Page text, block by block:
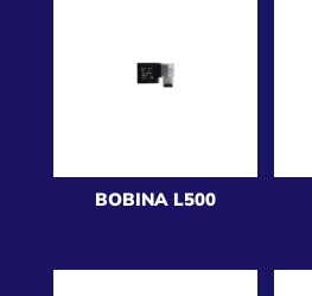
BOBINA L500